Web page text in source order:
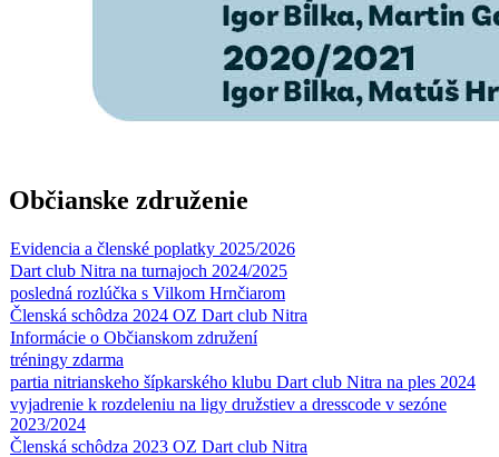
Občianske združenie
Evidencia a členské poplatky 2025/2026
Dart club Nitra na turnajoch 2024/2025
posledná rozlúčka s Vilkom Hrnčiarom
Členská schôdza 2024 OZ Dart club Nitra
Informácie o Občianskom združení
tréningy zdarma
partia nitrianskeho šípkarského klubu Dart club Nitra na ples 2024
vyjadrenie k rozdeleniu na ligy družstiev a dresscode v sezóne
2023/2024
Členská schôdza 2023 OZ Dart club Nitra